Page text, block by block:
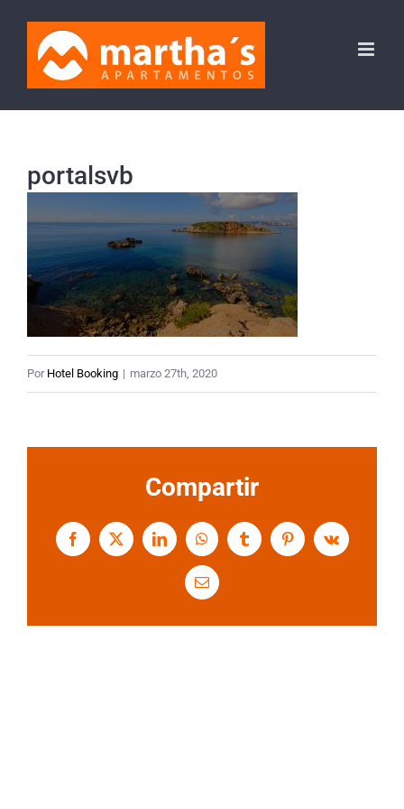
contenido
portalsvb
Por Hotel Booking | marzo 27th, 2020
Compartir
Facebook
X LinkedInWhatsAppTumblr PinterestVk
Correo
electrónico